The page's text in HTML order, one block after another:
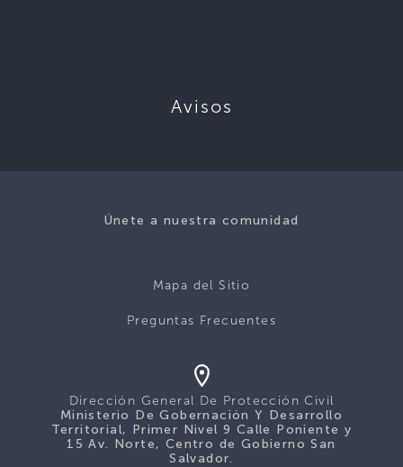
Avisos
Únete a nuestra comunidad
Mapa del Sitio
Preguntas Frecuentes
Dirección General De Protección Civil
Ministerio De Gobernación Y Desarrollo
Territorial, Primer Nivel 9 Calle Poniente y
15 Av. Norte, Centro de Gobierno San
Salvador.